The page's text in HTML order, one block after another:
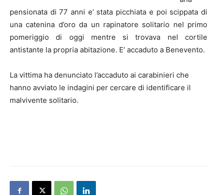
pensionata di 77 anni e’ stata picchiata e poi scippata di
una catenina d’oro da un rapinatore solitario nel primo
pomeriggio di oggi mentre si trovava nel cortile
antistante la propria abitazione. E’ accaduto a Benevento.
La vittima ha denunciato l’accaduto ai carabinieri che
hanno avviato le indagini per cercare di identificare il
malvivente solitario.